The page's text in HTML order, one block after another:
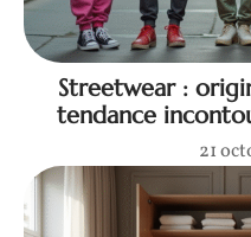
Streetwear :
tendance
21